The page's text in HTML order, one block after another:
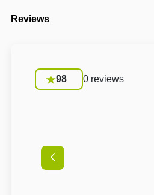
Reviews
98 0 reviews